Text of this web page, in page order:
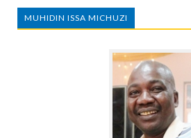
MUHIDIN ISSA MICHUZI